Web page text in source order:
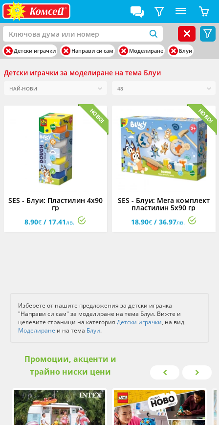
Детски играчки Направи си сам Моделиране Блуи
Детски играчки за моделиране на тема Блуи
SES - Блуи: Пластилин 4х90
гр
8.90€ / 17.41лв.
SES - Блуи: Мега комплект
пластилин 5х90 гр
18.90€/ 36.97лв.
Изберете от нашите предложения за детски играчка
"Направи си сам" за моделиране на тема Блуи. Вижте и
целевите страници на категория Детски играчки, на вид
Моделиране и на тема Блуи.
Промоции, акценти и
трайно ниски цени